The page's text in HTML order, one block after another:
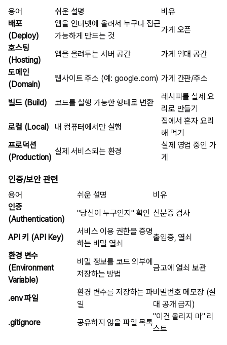
용어 쉬운 설명
비유
배포
(Deploy)
앱을 인터넷에 올려서 누구나 접근
가능하게 만드는 것
가게 오픈
호스팅
(Hosting)
앱을 올려두는 서버 공간
가게 임대 공간
도메인
(Domain)
웹사이트 주소 (예: google.com) 가게 간판/주소
빌드 (Build) 코드를 실행 가능한 형태로 변환
레시피를 실제 요
리로 만들기
로컬 (Local)
내 컴퓨터에서만 실행
집에서 혼자 요리
해 먹기
프로덕션
(Production)
실제 서비스되는 환경
실제 영업 중인 가
게
인증/보안 관련
용어 쉬운 설명
비유
인증
(Authentication)
"당신이 누구인지" 확인 신분증 검사
API 키 (API Key)
서비스 이용 권한을 증명
하는 비밀 열쇠
출입증, 열쇠
환경 변수
(Environment
Variable)
비밀 정보를 코드 외부에
저장하는 방법
금고에 열쇠 보관
.env 파일
환경 변수를 저장하는 파
일
비밀번호 메모장 (절
대 공개 금지)
.gitignore
공유하지 않을 파일 목록
"이건 올리지 마" 리
스트